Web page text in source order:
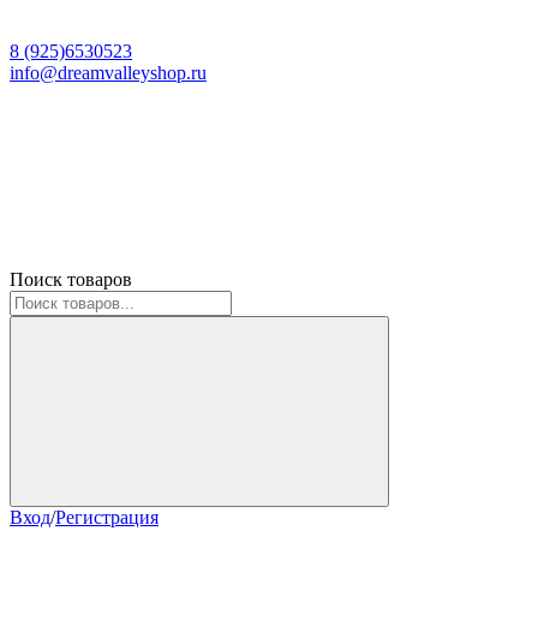
8 (925)6530523
info@dreamvalleyshop.ru
Поиск товаров
Вход/Регистрация